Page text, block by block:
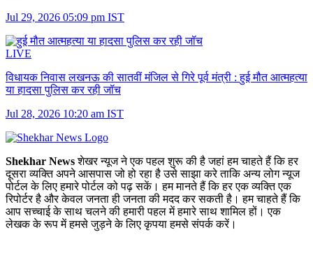
Jul 29, 2026 05:09 pm IST
LIVE
विधायक निवास लखनऊ की सातवीं मंजिल से गिरे पूर्व मंत्री : हुई मौत आत्महत्या
या हादसा पुलिस कर रही जॉच
Jul 28, 2026 10:20 am IST
Shekhar Newsशेखर न्‍यूज ने एक पहल शुरू की है जहां हम चाहते हैं कि हर
दूसरा व्‍यक्ति अपने आसपास जो हो रहा है उसे साझा करे ताकि अन्‍य लोग न्‍यूज
पोर्टल के लिए हमारे पोर्टल को पढ़ सकें। हम मानते हैं कि हर एक व्यक्ति एक
रिपोर्टर है और केवल जनता ही जनता की मदद कर सकती है। हम चाहते हैं कि
आप सच्चाई के साथ चलने की हमारी पहल में हमारे साथ शामिल हों। एक
लेखक के रूप में हमसे जुड़ने के लिए कृपया हमसे संपर्क करें।